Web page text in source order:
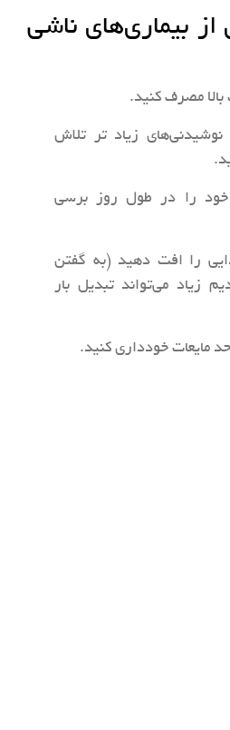
بیماری‌های ناشی
مصرف کنید.
زیاد تر تلاش
خود را در طول روز برسی
را افت دهید (به گفتن
زیاد می‌تواند تبدیل بار
مایعات خودداری کنید.